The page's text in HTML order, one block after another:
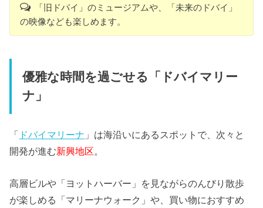
「旧ドバイ」のミュージアムや、「未来のドバイ」
の映像なども楽しめます。
優雅な時間を過ごせる「ドバイマリー
ナ」
「 ドバイマリーナ 」は海沿いにあるスポットで、 次々と
開発が進む新興地区。
高層ビルや「ヨットハーバー」 を見ながらのんびり散歩
が楽しめる「マリーナウォーク」や、 買い物におすすめ